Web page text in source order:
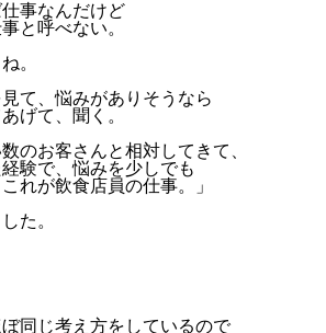
事なんだけど
と呼べない。
。
て、悩みがありそうなら
げて、聞く。
のお客さんと相対してきて、
験で、悩みを少しでも
れが飲食店員の仕事。」
た。
同じ考え方をしているので